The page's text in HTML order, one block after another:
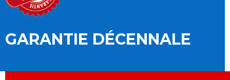
GARANTIE DÉCENNALE